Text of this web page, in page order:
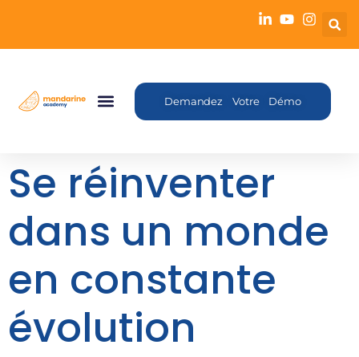
Demandez Votre Démo
Se réinventer
dans un monde
en constante
évolution